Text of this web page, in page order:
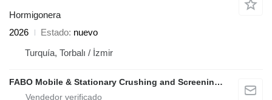
Hormigonera
2026
Estado nuevo
Turquía, Torbalı / İzmir
FABO Mobile & Stationary Crushing and Screening Plants | Concrete Batching Plants Manufacturer